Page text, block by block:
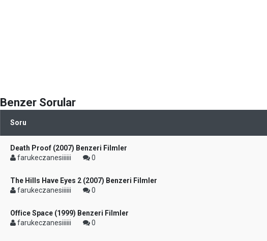
Benzer Sorular
Soru
Death Proof (2007) Benzeri Filmler
farukeczanesiiiiii
0
The Hills Have Eyes 2 (2007) Benzeri Filmler
farukeczanesiiiiii
0
Office Space (1999) Benzeri Filmler
farukeczanesiiiiii
0